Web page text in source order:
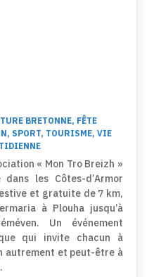
BRETONNE, FÊTE
, SPORT, TOURISME,VIE
« Mon Tro Breizh »
les Côtes-d’Armor
et gratuite de 7 km,
à Plouha jusqu’à
Un événement
qui invite chacun à
autrement et peut-être à